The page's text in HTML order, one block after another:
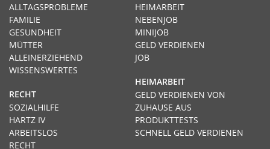
HEIMARBEIT
NEBENJOB
MINIJOB
GELD VERDIENEN
JOB
HEIMARBEIT
GELD VERDIENEN VON
ZUHAUSE AUS
PRODUKTTESTS
SCHNELL GELD VERDIENEN
ALLTAGSPROBLEME
FAMILIE
GESUNDHEIT
MÜTTER
ALLEINERZIEHEND
WISSENSWERTES
RECHT
SOZIALHILFE
HARTZ IV
ARBEITSLOS
RECHT